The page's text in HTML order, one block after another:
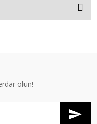
olun!